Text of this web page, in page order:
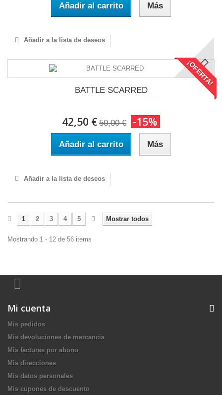
Añadir al carrito Más
Añadir a la lista de deseos
¡OFERTA!
BATTLE SCARRED
42,50 € 50,00 € -15%
Añadir al carrito Más
Añadir a la lista de deseos
Mostrar todos
1 2 3 4 5
Mostrando 1 - 12 de 56 items
Mi cuenta
Mis pedidos
Mis devoluciones de mercancia
Mis facturas por abono
Mis direcciones
Mis datos personales
Mis cupones de descuento